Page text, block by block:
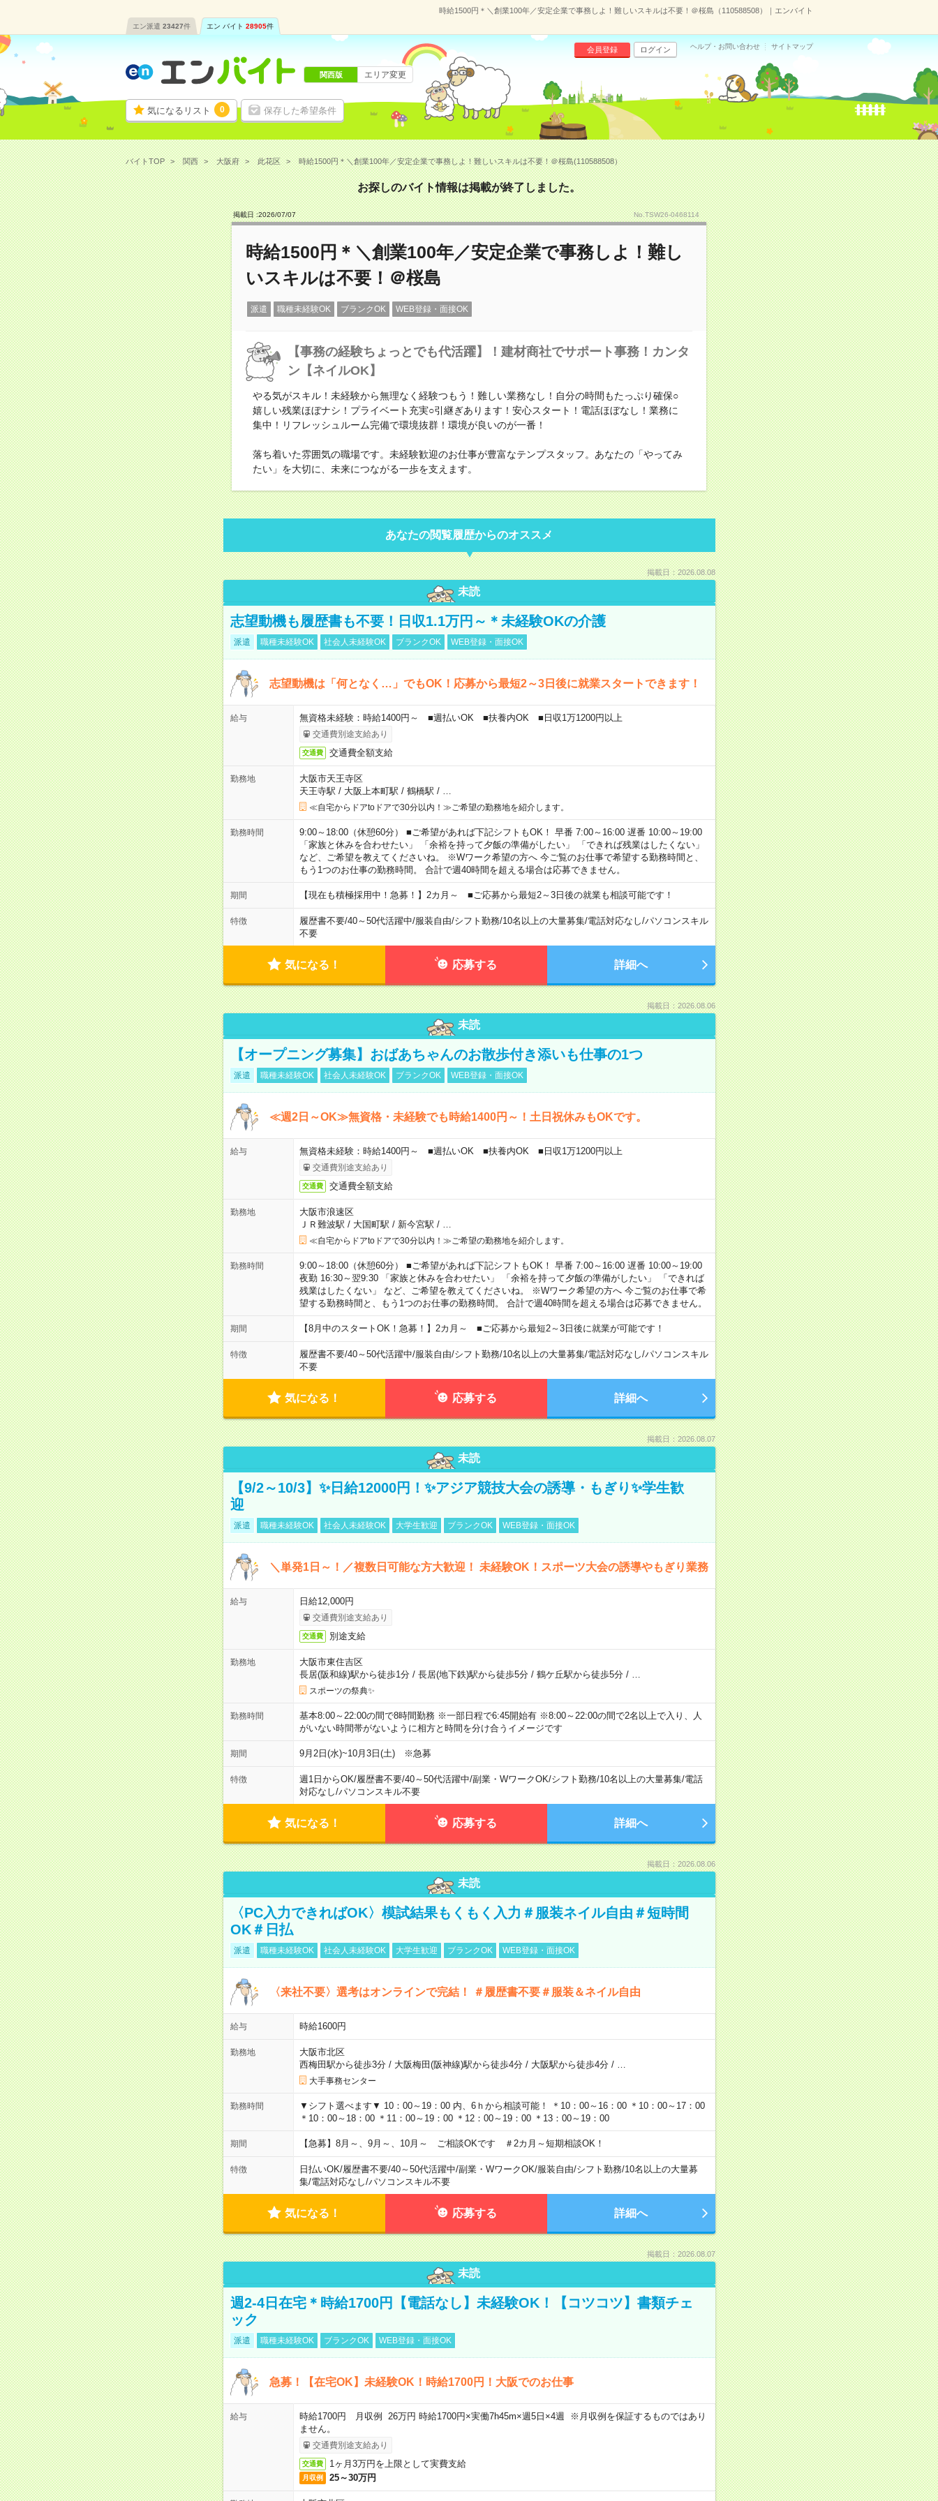
時給1500円＊＼創業100年／安定企業で事務しよ！難しいスキルは不要！＠桜島（110588508）｜エンバイト
エン派遣 23427件 エン バイト 28905件
気になるリスト 0 保存した希望条件
会員登録 ログイン ヘルプ・お問い合わせ サイトマップ
関西版 エリア変更
バイトTOP 関西 大阪府 此花区 時給1500円＊＼創業100年／安定企業で事務しよ！難しいスキルは不要！＠桜島(110588508）
お探しのバイト情報は掲載が終了しました。
掲載日 :2026/07/07 No.TSW26-0468114
時給1500円＊＼創業100年／安定企業で事務しよ！難し
いスキルは不要！＠桜島
派遣 職種未経験OK ブランクOK WEB登録・面接OK
【事務の経験ちょっとでも代活躍】！建材商社でサポート事務！カンタ
ン【ネイルOK】
やる気がスキル！未経験から無理なく経験つもう！難しい業務なし！自分の時間もたっぷり確保○
嬉しい残業ほぼナシ！プライベート充実○引継ぎあります！安心スタート！電話ほぼなし！業務に
集中！リフレッシュルーム完備で環境抜群！環境が良いのが一番！
落ち着いた雰囲気の職場です。未経験歓迎のお仕事が豊富なテンプスタッフ。あなたの「やってみ
たい」を大切に、未来につながる一歩を支えます。
あなたの閲覧履歴からのオススメ
掲載日：2026.08.08
未読
志望動機も履歴書も不要！日収1.1万円～＊未経験OKの介護
派遣 職種未経験OK 社会人未経験OK ブランクOK WEB登録・面接OK
志望動機は「何となく…」でもOK！応募から最短2～3日後に就業スタートできます！
給与 無資格未経験：時給1400円～ ■週払いOK ■扶養内OK ■日収1万1200円以上
交通費別途支給あり
交通費 交通費全額支給
勤務地
大阪市天王寺区
天王寺駅 / 大阪上本町駅 / 鶴橋駅 /
≪自宅からドアtoドアで30分以内！≫ご希望の勤務地を紹介します。
勤務時間
9:00～18:00（休憩60分） ■ご希望があれば下記シフトもOK！ 早番 7:00～16:00 遅番 10:00～19:00
「家族と休みを合わせたい」 「余裕を持って夕飯の準備がしたい」 「できれば残業はしたくない」
など、ご希望を教えてくださいね。 ※Wワーク希望の方へ 今ご覧のお仕事で希望する勤務時間と、
もう1つのお仕事の勤務時間。 合計で週40時間を超える場合は応募できません。
期間 【現在も積極採用中！急募！】2カ月～ ■ご応募から最短2～3日後の就業も相談可能です！
特徴 履歴書不要/40～50代活躍中/服装自由/シフト勤務/10名以上の大量募集/電話対応なし/パソコンスキル
不要
気になる！ 応募する 詳細へ
掲載日：2026.08.06
未読
【オープニング募集】おばあちゃんのお散歩付き添いも仕事の1つ
派遣 職種未経験OK 社会人未経験OK ブランクOK WEB登録・面接OK
≪週2日～OK≫無資格・未経験でも時給1400円～！土日祝休みもOKです。
給与 無資格未経験：時給1400円～ ■週払いOK ■扶養内OK ■日収1万1200円以上
交通費別途支給あり
交通費 交通費全額支給
勤務地
大阪市浪速区
ＪＲ難波駅 / 大国町駅 / 新今宮駅 /
≪自宅からドアtoドアで30分以内！≫ご希望の勤務地を紹介します。
勤務時間
9:00～18:00（休憩60分） ■ご希望があれば下記シフトもOK！ 早番 7:00～16:00 遅番 10:00～19:00
夜勤 16:30～翌9:30 「家族と休みを合わせたい」 「余裕を持って夕飯の準備がしたい」 「できれば
残業はしたくない」 など、ご希望を教えてくださいね。 ※Wワーク希望の方へ 今ご覧のお仕事で希
望する勤務時間と、もう1つのお仕事の勤務時間。 合計で週40時間を超える場合は応募できません。
期間 【8月中のスタートOK！急募！】2カ月～ ■ご応募から最短2～3日後に就業が可能です！
特徴 履歴書不要/40～50代活躍中/服装自由/シフト勤務/10名以上の大量募集/電話対応なし/パソコンスキル
不要
気になる！ 応募する 詳細へ
掲載日：2026.08.07
未読
【9/2～10/3】✨日給12000円！✨アジア競技大会の誘導・もぎり✨学生歓
迎
派遣 職種未経験OK 社会人未経験OK 大学生歓迎 ブランクOK WEB登録・面接OK
＼単発1日～！／複数日可能な方大歓迎！ 未経験OK！スポーツ大会の誘導やもぎり業務
給与 日給12,000円
交通費別途支給あり
交通費 別途支給
勤務地
大阪市東住吉区
長居(阪和線)駅から徒歩1分/ 長居(地下鉄)駅から徒歩5分/ 鶴ケ丘駅から徒歩5分/
スポーツの祭典✨
勤務時間
基本8:00～22:00の間で8時間勤務 ※一部日程で6:45開始有 ※8:00～22:00の間で2名以上で入り、人
がいない時間帯がないように相方と時間を分け合うイメージです
期間 9月2日(水)~10月3日(土) ※急募
特徴 週1日からOK/履歴書不要/40～50代活躍中/副業・WワークOK/シフト勤務/10名以上の大量募集/電話
対応なし/パソコンスキル不要
気になる！ 応募する 詳細へ
掲載日：2026.08.06
未読
〈PC入力できればOK〉模試結果もくもく入力＃服装ネイル自由＃短時間
OK＃日払
派遣 職種未経験OK 社会人未経験OK 大学生歓迎 ブランクOK WEB登録・面接OK
〈来社不要〉選考はオンラインで完結！ ＃履歴書不要＃服装＆ネイル自由
給与 時給1600円
勤務地
大阪市北区
西梅田駅から徒歩3分/ 大阪梅田(阪神線)駅から徒歩4分/ 大阪駅から徒歩4分/
大手事務センター
勤務時間
▼シフト選べます▼ 10：00～19：00 内、6ｈから相談可能！ ＊10：00～16：00 ＊10：00～17：00
＊10：00～18：00 ＊11：00～19：00 ＊12：00～19：00 ＊13：00～19：00
期間 【急募】8月～、9月～、10月～ ご相談OKです ＃2カ月～短期相談OK！
特徴 日払いOK/履歴書不要/40～50代活躍中/副業・WワークOK/服装自由/シフト勤務/10名以上の大量募
集/電話対応なし/パソコンスキル不要
気になる！ 応募する 詳細へ
掲載日：2026.08.07
未読
週2-4日在宅＊時給1700円【電話なし】未経験OK！【コツコツ】書類チェ
ック
派遣 職種未経験OK ブランクOK WEB登録・面接OK
急募！【在宅OK】未経験OK！時給1700円！大阪でのお仕事
給与
時給1700円 月収例 26万円 時給1700円×実働7h45m×週5日×4週 ※月収例を保証するものではあり
ません。
交通費別途支給あり
交通費 1ヶ月3万円を上限として実費支給
月収例 25～30万円